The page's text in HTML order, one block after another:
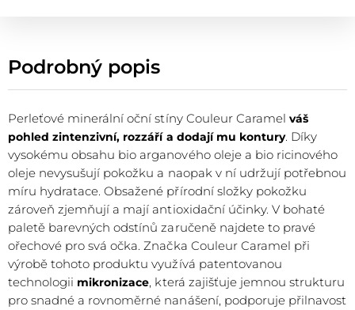
Podrobný popis
Perleťové minerální oční stíny Couleur Caramel váš
pohled zintenzivní, rozzáří a dodají mu kontury. Díky
vysokému obsahu bio arganového oleje a bio ricinového
oleje nevysušují pokožku a naopak v ní udržují potřebnou
míru hydratace. Obsažené přírodní složky pokožku
zároveň zjemňují a mají antioxidační účinky. V bohaté
paletě barevných odstínů zaručeně najdete to pravé
ořechové pro svá očka. Značka Couleur Caramel při
výrobě tohoto produktu využívá patentovanou
technologii mikronizace, která zajišťuje jemnou strukturu
pro snadné a rovnoměrné nanášení, podporuje přilnavost